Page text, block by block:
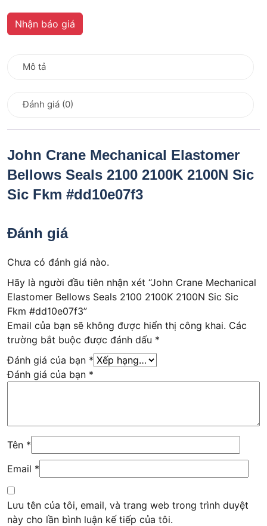
Nhận báo giá
Mô tả
Đánh giá (0)
John Crane Mechanical Elastomer
Bellows Seals 2100 2100K 2100N Sic
Sic Fkm #dd10e07f3
Đánh giá
Chưa có đánh giá nào.
Hãy là người đầu tiên nhận xét “John Crane Mechanical
Elastomer Bellows Seals 2100 2100K 2100N Sic Sic
Fkm #dd10e07f3”
Email của bạn sẽ không được hiển thị công khai. Các
trường bắt buộc được đánh dấu *
Đánh giá của bạn *
Đánh giá của bạn *
Tên *
Email *
Lưu tên của tôi, email, và trang web trong trình duyệt
này cho lần bình luận kế tiếp của tôi.